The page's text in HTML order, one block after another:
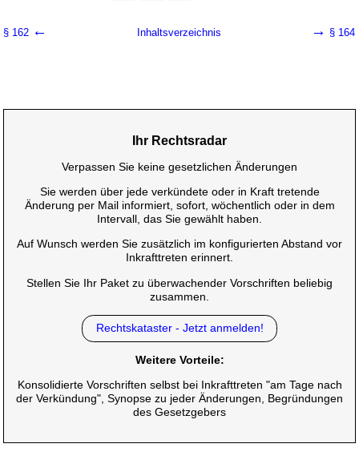
§ 162 ← Inhaltsverzeichnis → § 164
Ihr Rechtsradar
Verpassen Sie keine gesetzlichen Änderungen
Sie werden über jede verkündete oder in Kraft tretende
Änderung per Mail informiert, sofort, wöchentlich oder in dem
Intervall, das Sie gewählt haben.
Auf Wunsch werden Sie zusätzlich im konfigurierten Abstand vor
Inkrafttreten erinnert.
Stellen Sie Ihr Paket zu überwachender Vorschriften beliebig
zusammen.
Rechtskataster - Jetzt anmelden!
Weitere Vorteile:
Konsolidierte Vorschriften selbst bei Inkrafttreten "am Tage nach
der Verkündung", Synopse zu jeder Änderungen, Begründungen
des Gesetzgebers